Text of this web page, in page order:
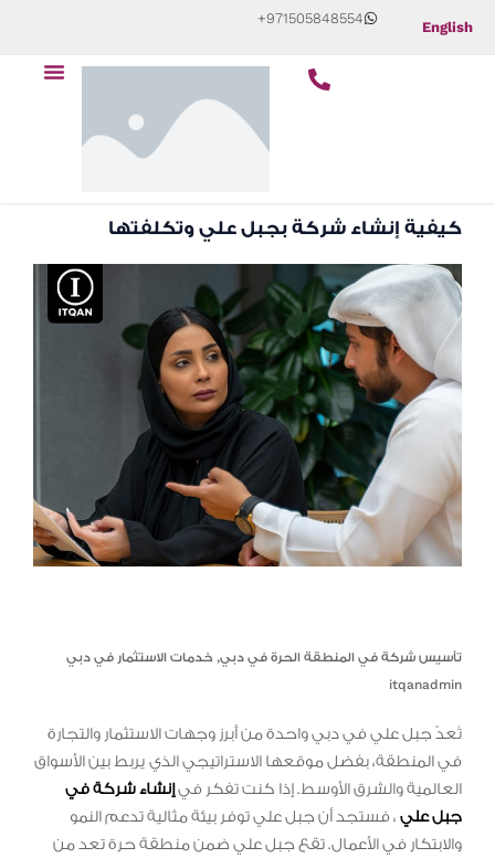
content
English
+971505848554
Menu
كيفية إنشاء شركة بجبل علي وتكلفتها
تأسيس شركة في المنطقة الحرة في دبي, خدمات الاستثمار في دبي
itqanadmin
تُعدّ جبل علي في دبي واحدة من أبرز وجهات الاستثمار والتجارة
في المنطقة، بفضل موقعها الاستراتيجي الذي يربط بين الأسواق
العالمية والشرق الأوسط. إذا كنت تفكر فيإنشاء شركة في
جبل علي ، فستجد أن جبل علي توفر بيئة مثالية تدعم النمو
والابتكار في الأعمال. تقع جبل علي ضمن منطقة حرة تعد من